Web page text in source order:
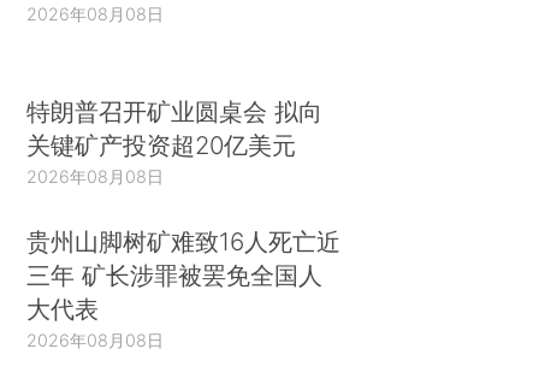
2026年08月08日
特朗普召开矿业圆桌会 拟向
关键矿产投资超20亿美元
2026年08月08日
贵州山脚树矿难致16人死亡近
三年 矿长涉罪被罢免全国人
大代表
2026年08月08日